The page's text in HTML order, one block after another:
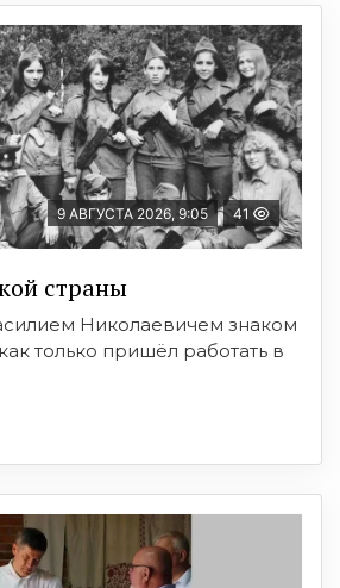
9 АВГУСТА 2026, 9:05 41
страны
Николаевичем знаком
только пришёл работать в